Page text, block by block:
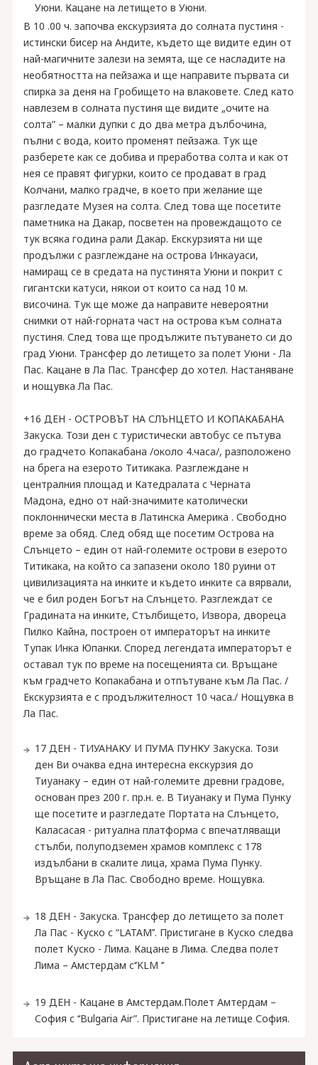
Уюни. Кацане на летището в Уюни.
В 10 .00 ч. започва екскурзията до солната пустиня -
истински бисер на Андите, където ще видите един от
най-магичните залези на земята, ще се насладите на
необятността на пейзажа и ще направите първата си
спирка за деня на Гробището на влаковете. След като
навлезем в солната пустиня ще видите „очите на
солта” – малки дупки с до два метра дълбочина,
пълни с вода, които променят пейзажа. Тук ще
разберете как се добива и преработва солта и как от
нея се правят фигурки, които се продават в град
Колчани, малко градче, в което при желание ще
разгледате Музея на солта. След това ще посетите
паметника на Дакар, посветен на провеждащото се
тук всяка година рали Дакар. Екскурзията ни ще
продължи с разглеждане на острова Инкауаси,
намиращ се в средата на пустинята Уюни и покрит с
гигантски катуси, някои от които са над 10 м.
височина. Тук ще може да направите невероятни
снимки от най-горната част на острова към солната
пустиня. След това ще продължите пътуването си до
град Уюни. Трансфер до летището за полет Уюни - Ла
Пас. Кацане в Ла Пас. Трансфер до хотел. Настаняване
и нощувка Ла Пас.
+16 ДЕН - ОСТРОВЪТ НА СЛЪНЦЕТО И КОПАКАБАНА
Закуска. Този ден с туристически автобус се пътува
до градчето Копакабана /около 4.часа/, разположено
на брега на езерото Титикака. Разглеждане н
централния площад и Катедралата с Черната
Мадона, едно от най-значимите католически
поклоннически места в Латинска Америка . Свободно
време за обяд. След обяд ще посетим Острова на
Слънцето – един от най-големите острови в езерото
Титикака, на който са запазени около 180 руини от
цивилизацията на инките и където инките са вярвали,
че е бил роден Богът на Слънцето. Разглеждат се
Градината на инките, Стълбището, Извора, двореца
Пилко Кайна, построен от императорът на инките
Тупак Инка Юпанки. Според легендата императорът е
оставал тук по време на посещенията си. Връщане
към градчето Копакабана и отпътуване към Ла Пас. /
Екскурзията е с продължителност 10 часа./ Нощувка в
Ла Пас.
17 ДЕН - ТИУАНАКУ И ПУМА ПУНКУ Закуска. Този
ден Ви очаква една интересна екскурзия до
Тиуанаку – един от най-големите древни градове,
основан през 200 г. пр.н. е. В Тиуанаку и Пума Пунку
ще посетите и разгледате Портата на Слънцето,
Каласасая - ритуална платформа с впечатляващи
стълби, полуподземен храмов комплекс с 178
издълбани в скалите лица, храма Пума Пунку.
Връщане в Ла Пас. Свободно време. Нощувка.
18 ДЕН - Закуска. Трансфер до летището за полет
Ла Пас - Куско с “LATAM’’. Пристигане в Куско следва
полет Куско - Лима. Кацане в Лима. Следва полет
Лима – Амстердам с‘’KLM ‘’
19 ДЕН - Кацане в Амстердам.Полет Амтердам –
София с ‘‘Bulgaria Air”. Пристигане на летище София.